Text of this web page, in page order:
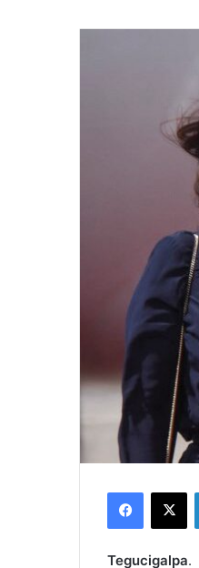
email
Facebook
X
Tegucigalpa.